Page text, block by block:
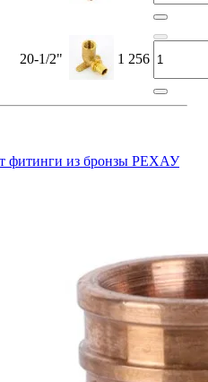
20-1/2" 1 256
фитинги из бронзы РЕХАУ